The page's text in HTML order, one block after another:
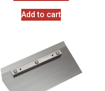
Add to cart